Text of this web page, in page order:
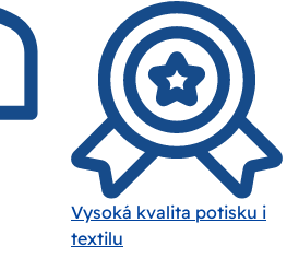
Vysoká kvalita potisku i
textilu